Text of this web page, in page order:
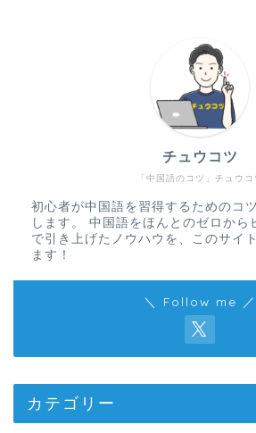
「中国語のコツ」チュウコ
チュウコツ
初心者が中国語を習得するためのコ
します。 中国語をほんとのゼロから
で引き上げたノウハウを、このサイ
ます！
＼ Follow me ／
カテゴリー